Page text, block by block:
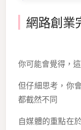
網路創業
你可能會覺得，
但仔細思考，你
都截然不同
自媒體的重點在